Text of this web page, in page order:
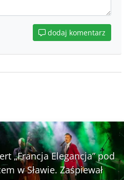
dodaj komentarz
„Francja Elegancja” pod
w Sławie. Zaśpiewał